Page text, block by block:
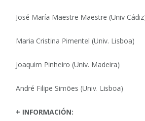
José María Maestre Maestre (Univ
Maria Cristina Pimentel (Univ. Lisboa)
Joaquim Pinheiro (Univ. Madeira)
André Filipe Simões (Univ. Lisboa)
+ INFORMACIÓN: